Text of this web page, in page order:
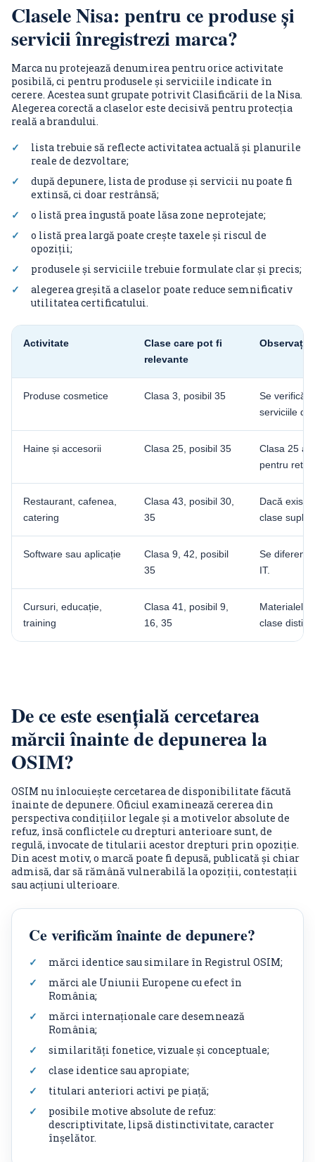
Clasele Nisa: pentru ce produse și
servicii înregistrezi marca?
Marca nu protejează denumirea pentru orice activitate
posibilă, ci pentru produsele și serviciile indicate în
cerere. Acestea sunt grupate potrivit Clasificării de la Nisa.
Alegerea corectă a claselor este decisivă pentru protecția
reală a brandului.
lista trebuie să reflecte activitatea actuală și planurile
reale de dezvoltare;
după depunere, lista de produse și servicii nu poate fi
extinsă, ci doar restrânsă;
o listă prea îngustă poate lăsa zone neprotejate;
o listă prea largă poate crește taxele și riscul de
opoziții;
produsele și serviciile trebuie formulate clar și precis;
alegerea greșită a claselor poate reduce semnificativ
utilitatea certificatului.
Activitate
Clase care pot fi
relevante
Observație
Produse cosmetice Clasa 3, posibil 35
Se verifică
serviciile de
Haine și accesorii Clasa 25, posibil 35
Clasa 25
pentru retail.
Restaurant, cafenea,
catering
Clasa 43, posibil 30,
35
Dacă
clase
Software sau aplicație
Clasa 9, 42, posibil
35
Se
IT.
Cursuri, educație,
training
Clasa 41, posibil 9,
16, 35
Materialele
clase
De ce este esențială cercetarea
mărcii înainte de depunerea la
OSIM?
OSIM nu înlocuiește cercetarea de disponibilitate făcută
înainte de depunere. Oficiul examinează cererea din
perspectiva condițiilor legale și a motivelor absolute de
refuz, însă conflictele cu drepturi anterioare sunt, de
regulă, invocate de titularii acestor drepturi prin opoziție.
Din acest motiv, o marcă poate fi depusă, publicată și chiar
admisă, dar să rămână vulnerabilă la opoziții, contestații
sau acțiuni ulterioare.
Ce verificăm înainte de depunere?
mărci identice sau similare în Registrul OSIM;
mărci ale Uniunii Europene cu efect în
România;
mărci internaționale care desemnează
România;
similarități fonetice, vizuale și conceptuale;
clase identice sau apropiate;
titulari anteriori activi pe piață;
posibile motive absolute de refuz:
descriptivitate, lipsă distinctivitate, caracter
înșelător.